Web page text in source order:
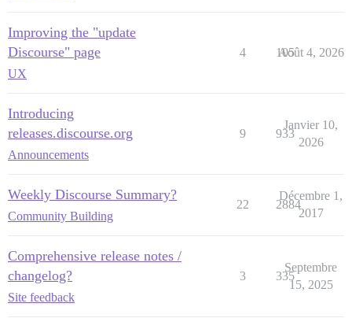
Improving the "update
Discourse" page
UX
4 105
Août 4, 2026
Introducing
releases.discourse.org
Announcements
9 933
Janvier 10,
2026
Weekly Discourse Summary?
Community Building
22 2884
Décembre 1,
2017
Comprehensive release notes /
changelog?
Site feedback
3 335
Septembre
15, 2025